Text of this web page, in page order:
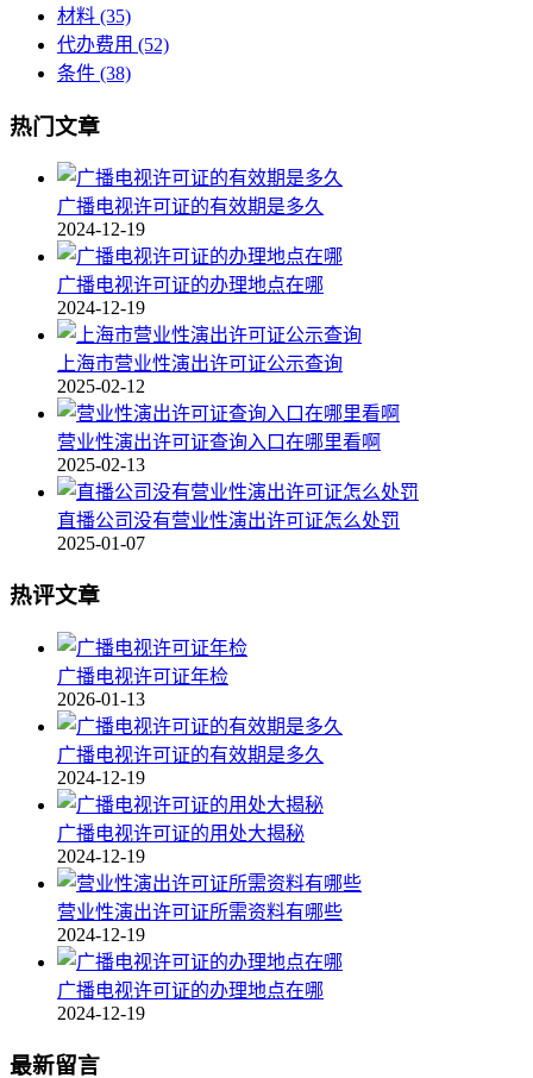
材料 (35)
代办费用 (52)
条件 (38)
热门文章
广播电视许可证的有效期是多久
2024-12-19
广播电视许可证的办理地点在哪
2024-12-19
上海市营业性演出许可证公示查询
2025-02-12
营业性演出许可证查询入口在哪里看啊
2025-02-13
直播公司没有营业性演出许可证怎么处罚
2025-01-07
热评文章
广播电视许可证年检
2026-01-13
广播电视许可证的有效期是多久
2024-12-19
广播电视许可证的用处大揭秘
2024-12-19
营业性演出许可证所需资料有哪些
2024-12-19
广播电视许可证的办理地点在哪
2024-12-19
最新留言